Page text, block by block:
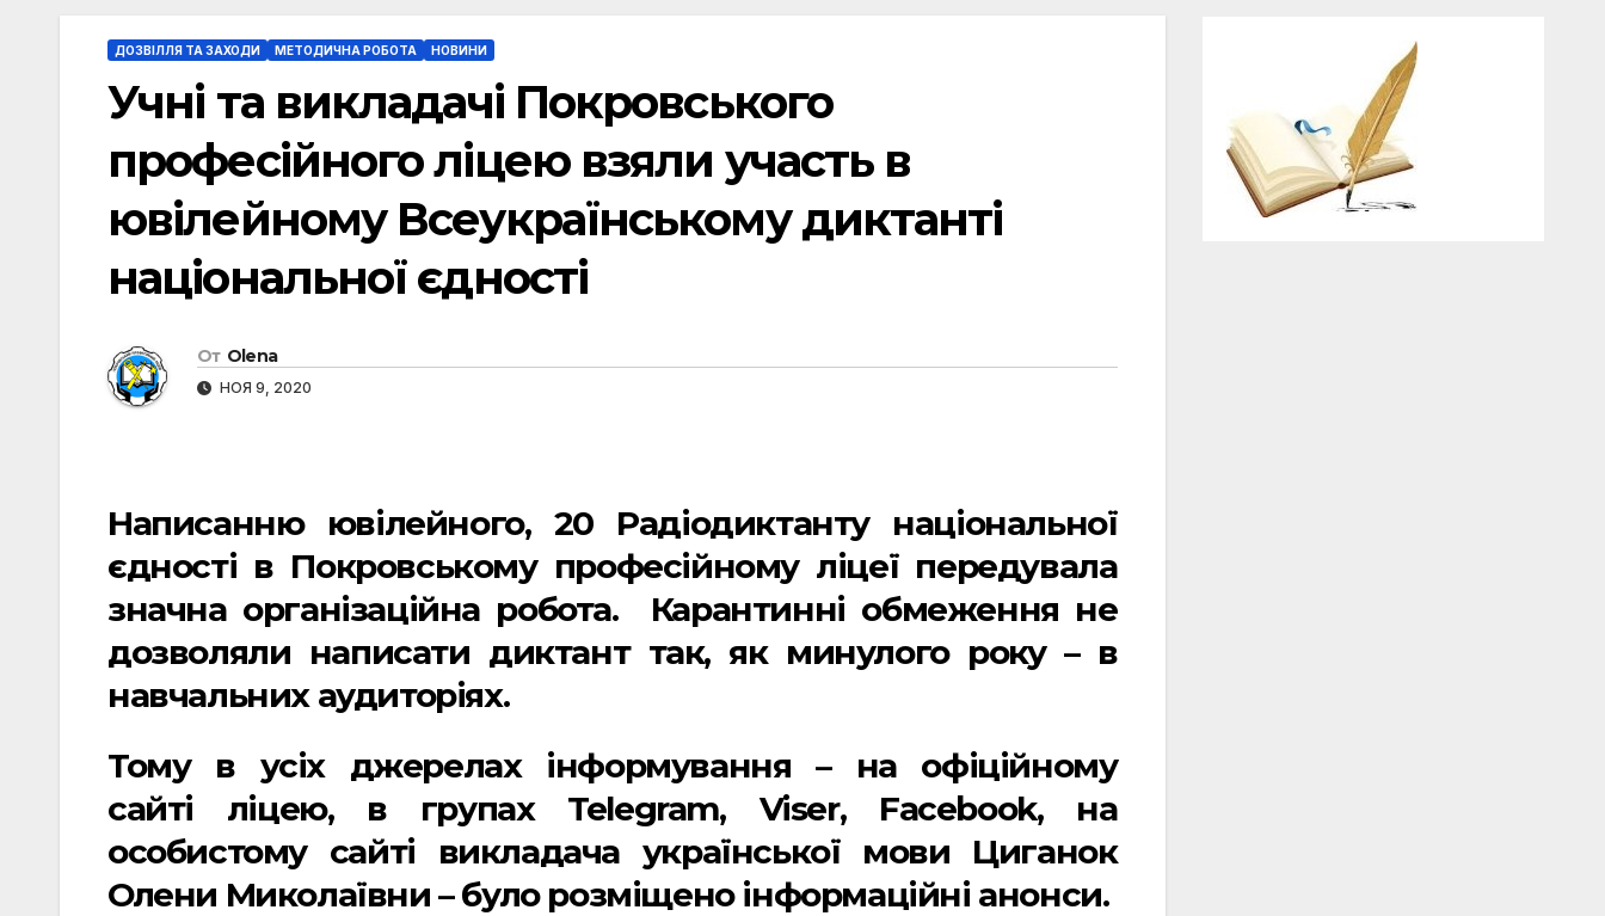
ДОЗВІЛЛЯ ТА ЗАХОДИ МЕТОДИЧНА РОБОТА НОВИНИ
Учні та викладачі Покровського
професійного ліцею взяли участь в
ювілейному Всеукраїнському диктанті
національної єдності
От Olena
НОЯ 9, 2020
Написанню ювілейного, 20 Радіодиктанту національної
єдності в Покровському професійному ліцеї передувала
значна організаційна робота. Карантинні обмеження не
дозволяли написати диктант так, як минулого року – в
навчальних аудиторіях.
Тому в усіх джерелах інформування – на офіційному
сайті ліцею, в групах Telegram, Viser, Faсebook, на
особистому сайті викладача української мови Циганок
Олени Миколаївни – було розміщено інформаційні анонси.